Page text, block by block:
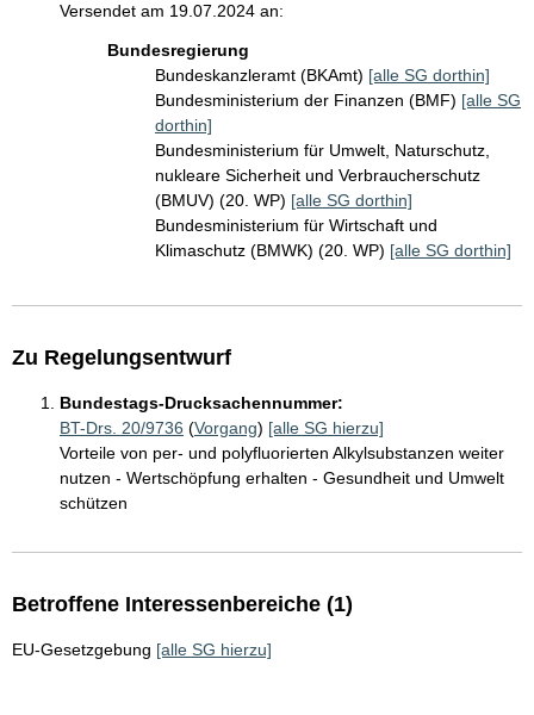
Versendet am 19.07.2024 an:
Bundesregierung
Bundeskanzleramt (BKAmt) [alle SG dorthin]
Bundesministerium der Finanzen (BMF) [alle SG
dorthin]
Bundesministerium für Umwelt, Naturschutz,
nukleare Sicherheit und Verbraucherschutz
(BMUV) (20. WP) [alle SG dorthin]
Bundesministerium für Wirtschaft und
Klimaschutz (BMWK) (20. WP) [alle SG dorthin]
Zu Regelungsentwurf
Bundestags-Drucksachennummer:
BT-Drs. 20/9736 (Vorgang) [alle SG hierzu]
Vorteile von per- und polyfluorierten Alkylsubstanzen weiter
nutzen - Wertschöpfung erhalten - Gesundheit und Umwelt
schützen
Betroffene Interessenbereiche (1)
EU-Gesetzgebung [alle SG hierzu]